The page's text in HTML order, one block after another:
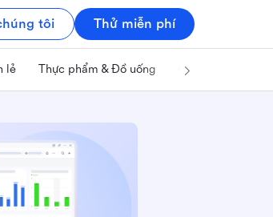
tôi Thử miễn phí
lẻ Thực phẩm & Đồ uống Công nghệ & IT